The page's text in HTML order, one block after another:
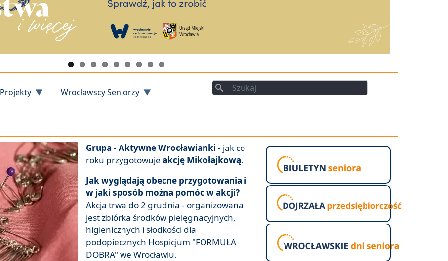
Projekty Wrocławscy Seniorzy
Szukaj
Szukaj
Grupa - Aktywne Wrocławianki - jak co
roku przygotowujeakcję Mikołajkową.
Jak wyglądają obecne przygotowania i
w jaki sposób można pomóc w akcji?
Akcja trwa do 2 grudnia - organizowana
jest zbiórka środków pielęgnacyjnych,
higienicznych i słodkości dla
podopiecznych Hospicjum "FORMUŁA
DOBRA" we Wrocławiu.